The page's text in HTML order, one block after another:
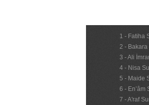
1 - Fatiha
2 - Bakara
3 - Ali
4 - Nisa
5 - Maide
6 - En’âm
7 - A'raf